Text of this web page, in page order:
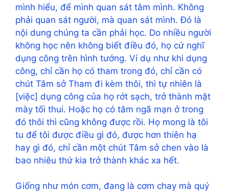
mình hiểu, để mình quan sát tâm mình. Không
phải quan sát người, mà quan sát mình. Đó là
nội dung chúng ta cần phải học. Do nhiều người
không học nên không biết điều đó, họ cứ nghĩ
dụng công trên hình tướng. Ví dụ như khi dụng
công, chỉ cần họ có tham trong đó, chỉ cần có
chút Tâm sở Tham đi kèm thôi, thì tự nhiên là
[việc] dụng công của họ rớt sạch, trở thành mặt
mày tối thui. Hoặc họ có tâm ngã mạn ở trong
đó thôi thì cũng không được rồi. Họ mong là tôi
tu để tôi được điều gì đó, được hơn thiên hạ
hay gì đó, chỉ cần một chút Tâm sở chen vào là
bao nhiêu thứ kia trở thành khác xa hết.
Giống như món cơm, đang là cơm chay mà quý